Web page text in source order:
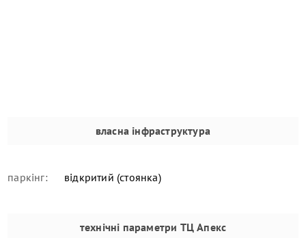
власна інфраструктура
паркінг: відкритий (стоянка)
технічні параметри ТЦ Апекс